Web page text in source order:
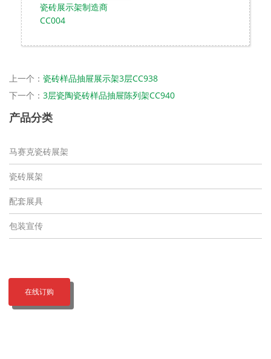
瓷砖展示架制造商
CC004
上一个： 瓷砖样品抽屉展示架3层CC938
下一个： 3层瓷陶瓷砖样品抽屉陈列架CC940
产品分类
马赛克瓷砖展架
瓷砖展架
配套展具
包装宣传
在线订购